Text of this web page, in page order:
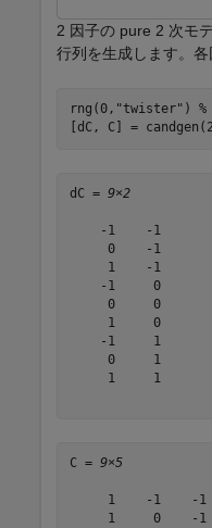
2 因子の pure 2 次モ
行列を生成します。各
rng(0, "twister" )
[dC, C] =
dC = 9×2
    -1    -1
     0    -1
     1    -1
    -1     0
     0     0
     1     0
    -1     1
     0     1
     1     1
C = 9×5
1    -1    -1
1     0    -1